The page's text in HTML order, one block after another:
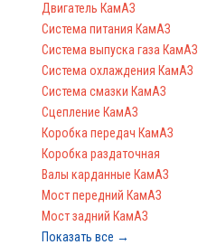
Двигатель КамАЗ
Система питания КамАЗ
Система выпуска газа КамАЗ
Система охлаждения КамАЗ
Система смазки КамАЗ
Сцепление КамАЗ
Коробка передач КамАЗ
Коробка раздаточная
Валы карданные КамАЗ
Мост передний КамАЗ
Мост задний КамАЗ
Показать все →